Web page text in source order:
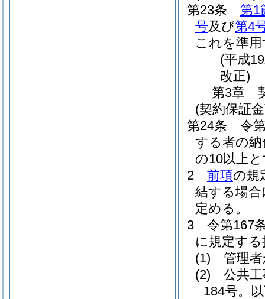
第23条
第1
号及び第4
これを準
(平成
改正)
第3章
(契約保証
第24条
令
する者の
の10以上
2
前項の規
結する場
定める。
3
令第167
に規定す
(1)
管理
(2)
公共
184号。